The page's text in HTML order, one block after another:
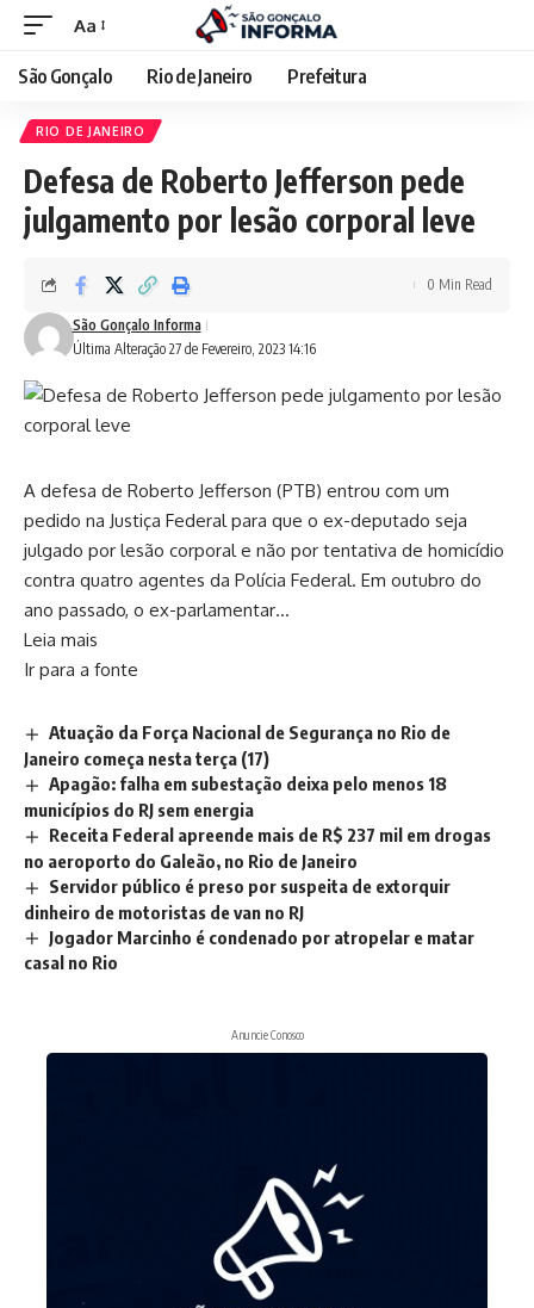
Aa
São Gonçalo Rio de Janeiro Prefeitura
RIO DE JANEIRO
Defesa de Roberto Jefferson pede
julgamento por lesão corporal leve
Última Alteração 27 de Fevereiro, 2023 14:16
São Gonçalo Informa
0 Min Read
A defesa de Roberto Jefferson (PTB) entrou com um
pedido na Justiça Federal para que o ex-deputado seja
julgado por lesão corporal e não por tentativa de homicídio
contra quatro agentes da Polícia Federal. Em outubro do
ano passado, o ex-parlamentar…
Leia mais
Ir para a fonte
Atuação da Força Nacional de Segurança no Rio de
Janeiro começa nesta terça (17)
Apagão: falha em subestação deixa pelo menos 18
municípios do RJ sem energia
Receita Federal apreende mais de R$ 237 mil em drogas
no aeroporto do Galeão, no Rio de Janeiro
Servidor público é preso por suspeita de extorquir
dinheiro de motoristas de van no RJ
Jogador Marcinho é condenado por atropelar e matar
casal no Rio
Anuncie Conosco